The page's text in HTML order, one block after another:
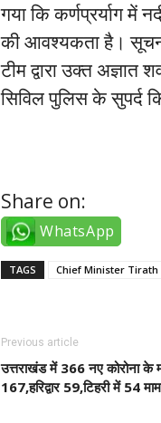
गया कि कर्णप्रर्याग में
की आवश्यकता है।
टीम द्वारा उक्त
सिविल पुलिस के सुपर्द
Share on:
WhatsApp
TAGS Chief Minister Tirath
Previous article
उत्तराखंड में 366 नए कोरोना के
167,हरिद्वार 59,टिहरी में 54